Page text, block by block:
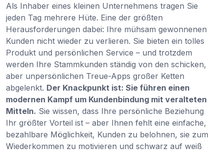
Als Inhaber eines kleinen Unternehmens tragen Sie
jeden Tag mehrere Hüte. Eine der größten
Herausforderungen dabei: Ihre mühsam gewonnenen
Kunden nicht wieder zu verlieren. Sie bieten ein tolles
Produkt und persönlichen Service – und trotzdem
werden Ihre Stammkunden ständig von den schicken,
aber unpersönlichen Treue-Apps großer Ketten
abgelenkt. Der Knackpunkt ist: Sie führen einen
modernen Kampf um Kundenbindung mit veralteten
Mitteln. Sie wissen, dass Ihre persönliche Beziehung
Ihr größter Vorteil ist – aber Ihnen fehlt eine einfache,
bezahlbare Möglichkeit, Kunden zu belohnen, sie zum
Wiederkommen zu motivieren und schwarz auf weiß